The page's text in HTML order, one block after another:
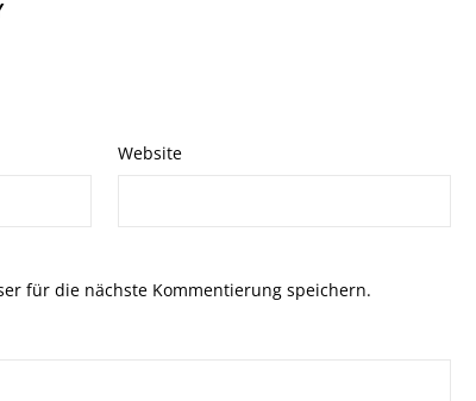
Website
für die nächste Kommentierung speichern.